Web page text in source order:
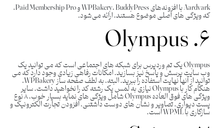
Aardvark با افزونه‌های WPBakery، BuddyPress و Paid Membership Pro،
که ویژگی ‌های اصلی موضوع هستند، ارائه می‌شود.
۶. Olympus
Olympus یک تم وردپرس برای شبکه های اجتماعی است که می توانید یک
وب سایت پرسش و پاسخ نیز بسازید. امکانات رفاهی زیادی وجود دارد که می
توانید از آنها نهایت استفاده را ببرید. البته، به لطف صفحه ساز WPBakery،
هنگام کار با Olympus نیازی به لمس یک رشته کد را نخواهید داشت. سایر
ویژگی ‌های فوق ‌العاده Olympus شامل ویژگی‌ های نمایه بسیار خوب، ۸ نوع
پست دیواری، تصاویر و نشان ‌های دوست‌ داشتنی، افزودن تجارت الکترونیک و
سازگاری با WPML است.